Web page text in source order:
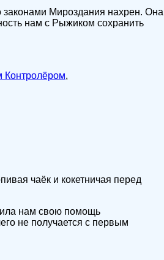
законами Мироздания нахрен. Она
нам с Рыжиком сохранить
Контролёром,
чаёк и кокетничая перед
нам свою помощь
не получается с первым